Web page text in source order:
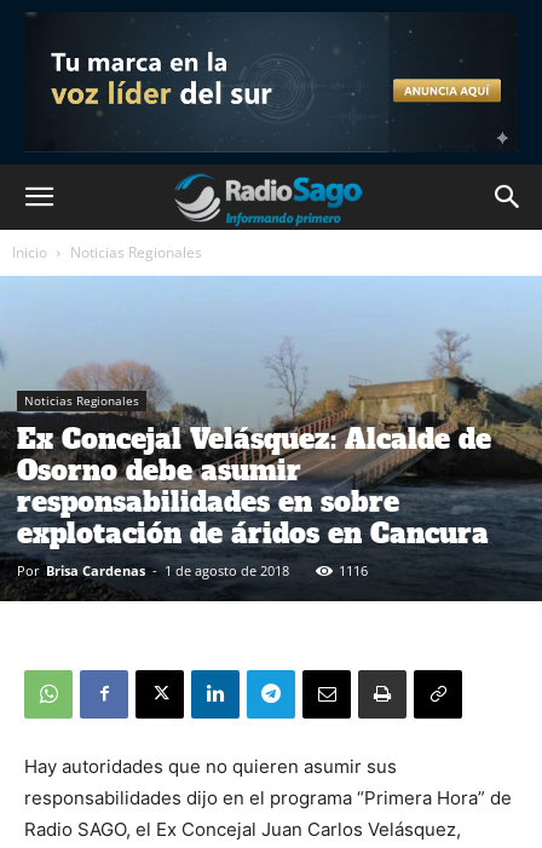
Inicio Noticias Regionales
Noticias Regionales
Ex Concejal Velásquez: Alcalde de
Osorno debe asumir
responsabilidades en sobre
explotación de áridos en Cancura
Por Brisa Cardenas - 1 de agosto de 2018 1116
Hay autoridades que no quieren asumir sus
responsabilidades dijo en el programa “Primera Hora” de
Radio SAGO, el Ex Concejal Juan Carlos Velásquez,